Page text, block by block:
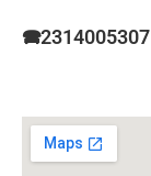
🕿2314005307